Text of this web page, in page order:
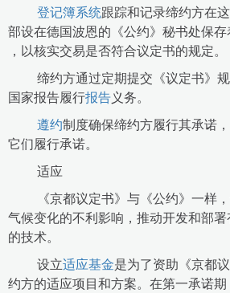
登记簿系统跟踪和记录缔约方在
部设在德国波恩的《公约》秘书处保
，以核实交易是否符合议定书的规定。
缔约方通过定期提交《议定书》规
国家报告履行报告义务。
遵约制度确保缔约方履行其承诺
它们履行承诺。
适应
《京都议定书》与《公约》一样，
气候变化的不利影响，推动开发和部
的技术。
设立适应基金是为了资助《京都
约方的适应项目和方案。在第一承诺